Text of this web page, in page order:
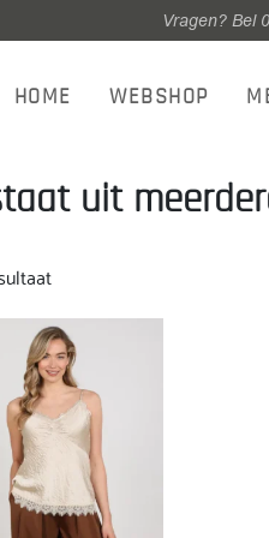
Vragen? Bel
HOME WEBSHOP
uit